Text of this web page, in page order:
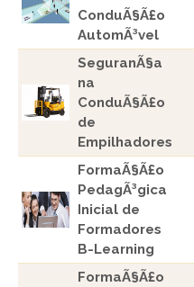
ConduÃ§Ã£o
AutomÃ³vel
SeguranÃ§a
na
ConduÃ§Ã£o
de
Empilhadores
FormaÃ§Ã£o
PedagÃ³gica
Inicial de
Formadores
B-Learning
FormaÃ§Ã£o